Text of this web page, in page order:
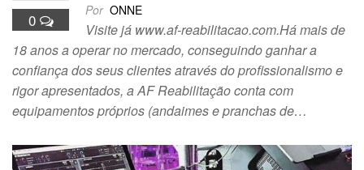
0 Por ONNE
Visite já www.af-reabilitacao.com.Há mais de
18 anos a operar no mercado, conseguindo ganhar a
confiança dos seus clientes através do profissionalismo e
rigor apresentados, a AF Reabilitação conta com
equipamentos próprios (andaimes e pranchas de…